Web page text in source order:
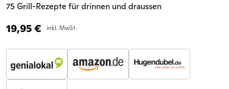
75 Grill-Rezepte für drinnen und draussen
19,95€ inkl. MwSt.